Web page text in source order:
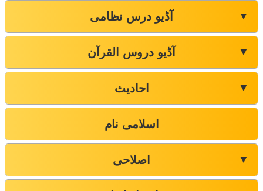
آڈیو درس نظامی ▼
آڈیو دروس القرآن ▼
احادیث ▼
اسلامی نام
اصلاحی ▼